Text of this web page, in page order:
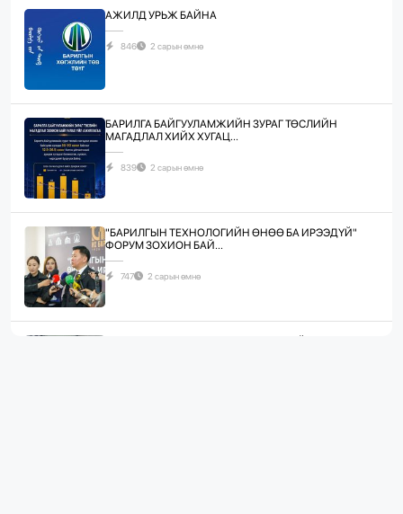
АЖИЛД УРЬЖ БАЙНА
846 2 сарын өмнө
БАРИЛГА БАЙГУУЛАМЖИЙН ЗУРАГ ТӨСЛИЙН
МАГАДЛАЛ ХИЙХ ХУГАЦ...
839 2 сарын өмнө
"БАРИЛГЫН ТЕХНОЛОГИЙН ӨНӨӨ БА ИРЭЭДҮЙ"
ФОРУМ ЗОХИОН БАЙ...
747 2 сарын өмнө